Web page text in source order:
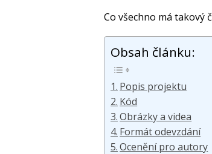
Co všechno má takový
Obsah článku:
Popis projektu
Kód
Obrázky a videa
Formát odevzdání
Ocenění pro autory